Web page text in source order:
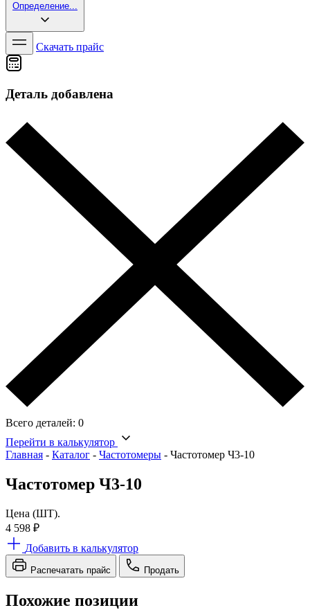
Определение...
Скачать прайс
Деталь добавлена
Всего деталей: 0
Перейти в калькулятор
Главная - Каталог - Частотомеры - Частотомер Ч3-10
Частотомер Ч3-10
Цена (ШТ).
4 598 ₽
Добавить в калькулятор
Распечатать прайс Продать
Похожие позиции